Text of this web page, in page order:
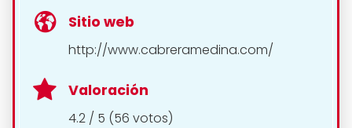
Sitio web
http://www.cabreramedina.com/
Valoración
4.2 / 5 (56 votos)